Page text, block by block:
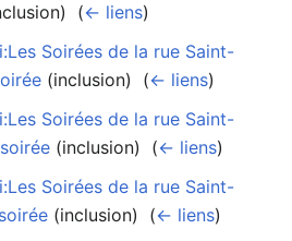
(← liens)
Soirées de la rue Saint-
(inclusion) ‎ (← liens)
Soirées de la rue Saint-
(inclusion) ‎ (← liens)
Soirées de la rue Saint-
(inclusion) ‎ (← liens)